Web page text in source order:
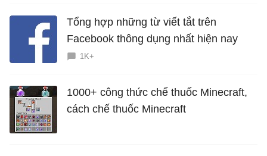
Tổng hợp những từ viết tắt trên
Facebook thông dụng nhất hiện nay
1K+
1000+ công thức chế thuốc Minecraft,
cách chế thuốc Minecraft